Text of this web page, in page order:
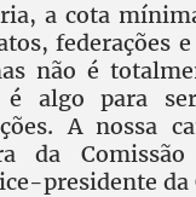
a cota
federações
não é
algo para
A nossa
da
presidente da